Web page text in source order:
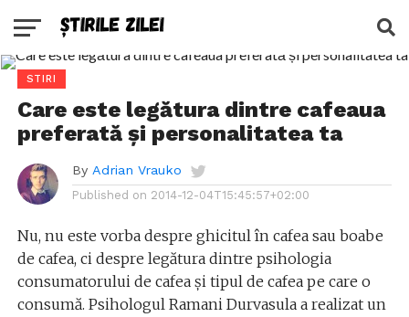
STIRI
Care este legătura dintre cafeaua
preferată și personalitatea ta
By Adrian Vrauko
Published on 2014-12-04T15:45:57+02:00
Nu, nu este vorba despre ghicitul în cafea sau boabe
de cafea, ci despre legătura dintre psihologia
consumatorului de cafea și tipul de cafea pe care o
consumă. Psihologul Ramani Durvasula a realizat un